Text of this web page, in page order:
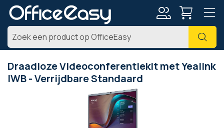
Zoek
Draadloze Videoconferentiekit met Yealink
IWB - Verrijdbare Standaard